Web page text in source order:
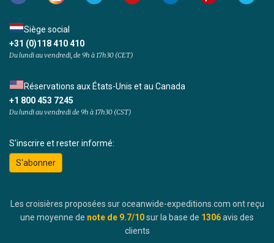
Siège social
+31 (0)118 410 410
Du lundi au vendredi, de 9h à 17h30 (CET)
Réservations aux États-Unis et au Canada
+1 800 453 7245
Du lundi au vendredi de 9h à 17h30 (CST)
S'inscrire et rester informé:
S'abonner
Les croisières proposées sur oceanwide-expeditions.com ont reçu
une moyenne de note de 9.7/10sur la base de 1306avis des
clients